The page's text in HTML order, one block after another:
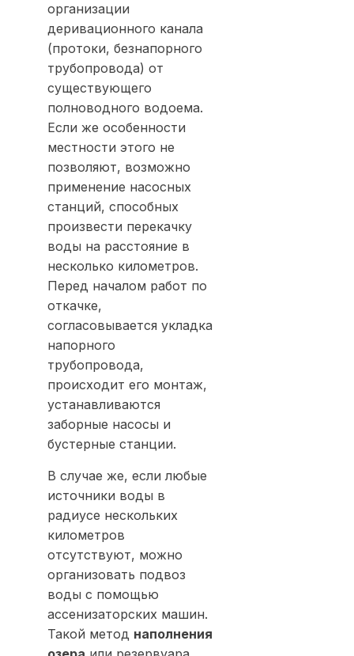
организации
деривационного канала
(протоки, безнапорного
трубопровода) от
существующего
полноводного водоема.
Если же особенности
местности этого не
позволяют, возможно
применение насосных
станций, способных
произвести перекачку
воды на расстояние в
несколько километров.
Перед началом работ по
откачке,
согласовывается укладка
напорного
трубопровода,
происходит его монтаж,
устанавливаются
заборные насосы и
бустерные станции.
В случае же, если любые
источники воды в
радиусе нескольких
километров
отсутствуют, можно
организовать подвоз
воды с помощью
ассенизаторских машин.
Такой метод наполнения